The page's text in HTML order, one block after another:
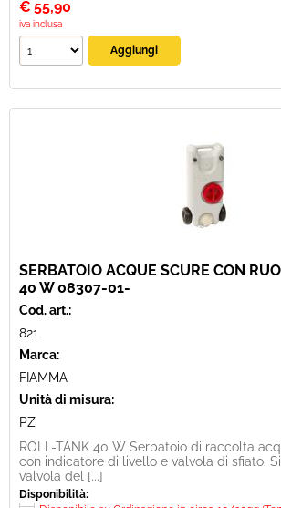
€ 55,90
iva inclusa
SERBATOIO ACQUE SCURE CON
40 W 08307-01-
Cod. art.:
821
Marca:
FIAMMA
Unità di misura:
PZ
ROLL-TANK 40 W Serbatoio di raccolta
con indicatore di livello e valvola di sfiato.
valvola del [...]
Disponibilità: